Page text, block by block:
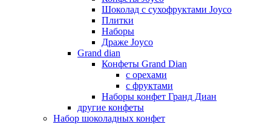
Шоколад с сухофруктами Joyco
Плитки
Наборы
Драже Joyco
Grand dian
Конфеты Grand Dian
с орехами
с фруктами
Наборы конфет Гранд Диан
другие конфеты
Набор шоколадных конфет